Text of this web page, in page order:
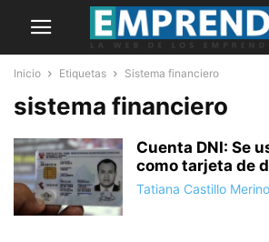
Inicio Etiquetas Sistema financiero
sistema financiero
Cuenta DNI: Se
como tarjeta de
Tatiana Castillo Merino